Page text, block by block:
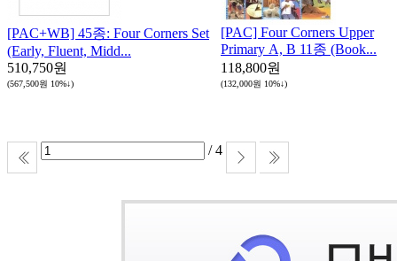
[PAC+WB] 45종: Four Corners Set
(Early, Fluent, Midd...
510,750원
(567,500원 10%↓)
[PAC] Four Corners Upper
Primary A, B 11종 (Book...
118,800원
(132,000원 10%↓)
/ 4